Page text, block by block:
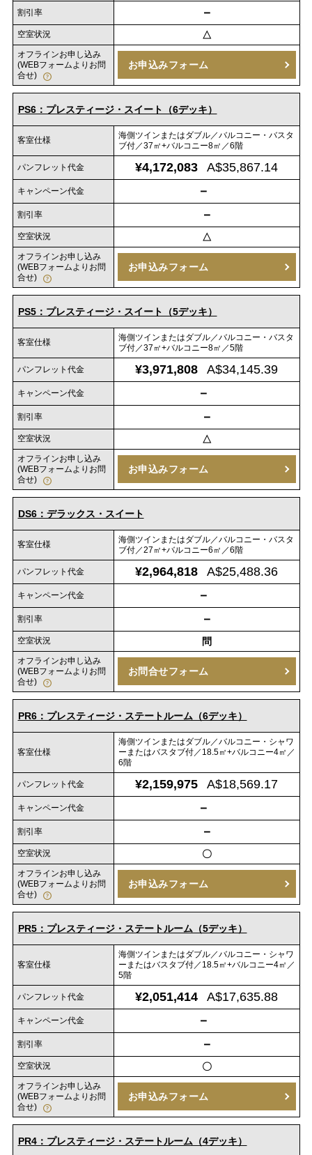
割引率 －
空室状況 △
オフラインお申し込み
(WEBフォームよりお問
合せ)
お申込みフォーム
PS6：プレスティージ・スイート（6デッキ）
客室仕様
海側ツインまたはダブル／バルコニー・バスタ
ブ付／37㎡+バルコニー8㎡／6階
パンフレット代金 ¥4,172,083 A$35,867.14
キャンペーン代金 －
割引率 －
空室状況 △
オフラインお申し込み
(WEBフォームよりお問
合せ)
お申込みフォーム
PS5：プレスティージ・スイート（5デッキ）
客室仕様
海側ツインまたはダブル／バルコニー・バスタ
ブ付／37㎡+バルコニー8㎡／5階
パンフレット代金 ¥3,971,808 A$34,145.39
キャンペーン代金 －
割引率 －
空室状況 △
オフラインお申し込み
(WEBフォームよりお問
合せ)
お申込みフォーム
DS6：デラックス・スイート
客室仕様
海側ツインまたはダブル／バルコニー・バスタ
ブ付／27㎡+バルコニー6㎡／6階
パンフレット代金 ¥2,964,818 A$25,488.36
キャンペーン代金 －
割引率 －
空室状況 問
オフラインお申し込み
(WEBフォームよりお問
合せ)
お問合せフォーム
PR6：プレスティージ・ステートルーム（6デッキ）
客室仕様
海側ツインまたはダブル／バルコニー・シャワ
ーまたはバスタブ付／18.5㎡+バルコニー4㎡／
6階
パンフレット代金 ¥2,159,975 A$18,569.17
キャンペーン代金 －
割引率 －
空室状況 〇
オフラインお申し込み
(WEBフォームよりお問
合せ)
お申込みフォーム
PR5：プレスティージ・ステートルーム（5デッキ）
客室仕様
海側ツインまたはダブル／バルコニー・シャワ
ーまたはバスタブ付／18.5㎡+バルコニー4㎡／
5階
パンフレット代金 ¥2,051,414 A$17,635.88
キャンペーン代金 －
割引率 －
空室状況 〇
オフラインお申し込み
(WEBフォームよりお問
合せ)
お申込みフォーム
PR4：プレスティージ・ステートルーム（4デッキ）